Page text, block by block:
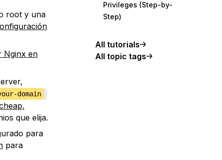
root y una
Nginx en
domain
que elija.
para
para
Privileges (Step-by-
Step)
All tutorials
All topic tags